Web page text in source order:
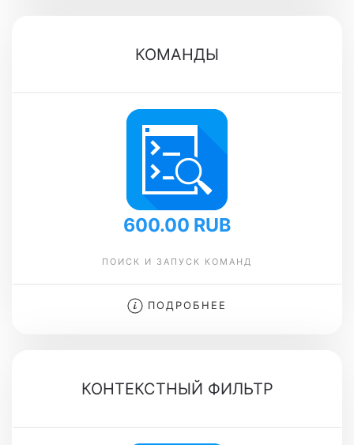
КОМАНДЫ
600.00 RUB
ПОИСК И ЗАПУСК КОМАНД
ПОДРОБНЕЕ
КОНТЕКСТНЫЙ ФИЛЬТР